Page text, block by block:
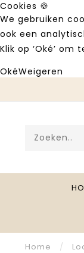
Cookies 🍪
We gebruiken
ook een
Klik op ‘Oké’ om
OkéWeigeren
Home /